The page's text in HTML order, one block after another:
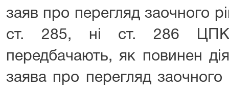
заяв про перегляд заочного
ст. 285, ні ст. 286
передбачають, як повинен
заява про перегляд